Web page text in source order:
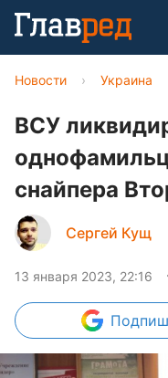
Новости › Украина
ВСУ
снайпера
Сергей Кущ
13 января 2023, 22:16